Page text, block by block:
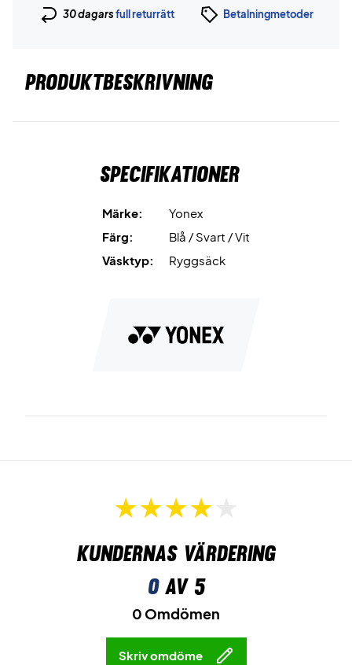
30 dagarsfull returrätt Betalningmetoder
PRODUKTBESKRIVNING
Specifikationer
Märke:
Yonex
Färg:
Blå / Svart / Vit
Väsktyp:
Ryggsäck
Kundernas värdering
0av 5
0 Omdömen
Skriv omdöme